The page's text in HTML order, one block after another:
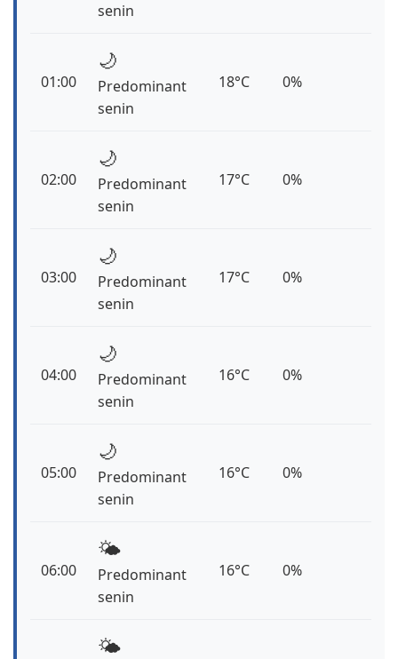
senin
01:00
🌙
Predominant
senin
18°C 0%
02:00
🌙
Predominant
senin
17°C 0%
03:00
🌙
Predominant
senin
17°C 0%
04:00
🌙
Predominant
senin
16°C 0%
05:00
🌙
Predominant
senin
16°C 0%
06:00
🌤️
Predominant
senin
16°C 0%
🌤️